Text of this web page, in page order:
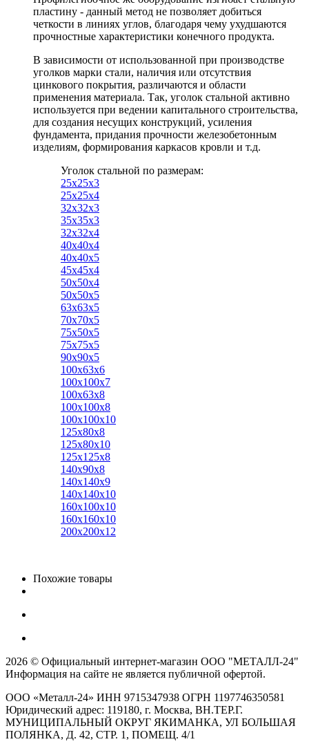
пластину - данный метод не позволяет добиться
четкости в линиях углов, благодаря чему ухудшаются
прочностные характеристики конечного продукта.
В зависимости от использованной при производстве
уголков марки стали, наличия или отсутствия
цинкового покрытия, различаются и области
применения материала. Так, уголок стальной активно
используется при ведении капитального строительства,
для создания несущих конструкций, усиления
фундамента, придания прочности железобетонным
изделиям, формирования каркасов кровли и т.д.
Уголок стальной по размерам:
25х25х3
25х25х4
32х32х3
35х35х3
32х32х4
40х40х4
40х40х5
45х45х4
50х50х4
50х50х5
63х63х5
70х70х5
75х50х5
75х75х5
90х90х5
100х63х6
100х100х7
100х63х8
100х100х8
100х100х10
125х80х8
125х80х10
125х125х8
140х90х8
140х140х9
140х140х10
160х100х10
160х160х10
200х200х12
Похожие товары
2026 © Официальный интернет-магазин ООО "МЕТАЛЛ-24"
Информация на сайте не является публичной офертой.
ООО «Металл-24» ИНН 9715347938 ОГРН 1197746350581
Юридический адрес: 119180, г. Москва, ВН.ТЕР.Г.
МУНИЦИПАЛЬНЫЙ ОКРУГ ЯКИМАНКА, УЛ БОЛЬШАЯ
ПОЛЯНКА, Д. 42, СТР. 1, ПОМЕЩ. 4/1